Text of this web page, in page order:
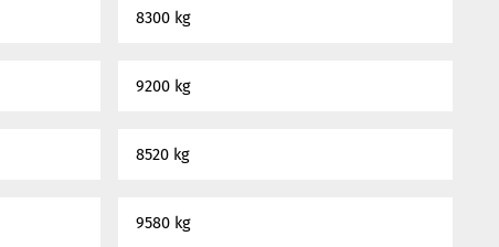
8300 kg
9200 kg
8520 kg
9580 kg